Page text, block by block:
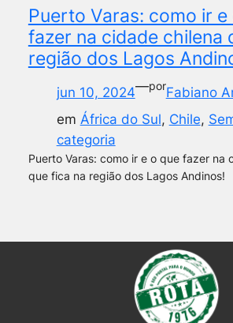
Puerto Varas: como ir e
fazer na cidade chilena
região dos Lagos
jun 10, 2024—porFabiano
em África do Sul, Chile,
categoria
Puerto Varas: como ir e o que fazer na
que fica na região dos Lagos Andinos!